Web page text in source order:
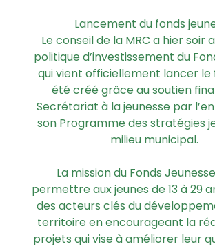
Lancement du fonds
Le conseil de la MRC a hier soir
politique d’investissement du
qui vient officiellement lancer le
été créé grâce au soutien
Secrétariat à la jeunesse par
son Programme des stratégies
milieu municipal.
La mission du Fonds
permettre aux jeunes de 13 à 29
des acteurs clés du
territoire en encourageant la
projets qui vise à améliorer leur